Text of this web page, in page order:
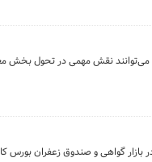
می‌توانند نقش مهمی در تحول